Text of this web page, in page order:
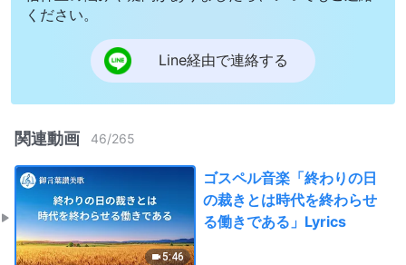
ください。
Line経由で連絡する
関連動画 46/265
5:46
ゴスペル音楽「終わりの日
の裁きとは時代を終わらせ
る働きである」Lyrics